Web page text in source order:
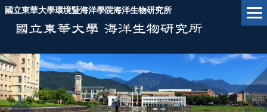
跳
內
容
區
國立東華大學環境暨海洋學院海洋生物研究所